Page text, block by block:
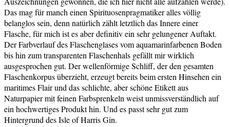
Das mag für manch einen Spirituosenpragmatiker alles völlig
belanglos sein, denn natürlich zählt letztlich das Innere einer
Flasche, für mich ist es aber definitiv ein sehr gelungener Auftakt.
Der Farbverlauf des Flaschenglases vom aquamarinfarbenen Boden
bis hin zum transparenten Flaschenhals gefällt mir wirklich
ausgesprochen gut. Der wellenförmige Schliff, der den gesamten
Flaschenkorpus überzieht, erzeugt bereits beim ersten Hinsehen ein
maritimes Flair und das schlichte, aber schöne Etikett aus
Naturpapier mit feinen Farbsprenkeln weist unmissverständlich auf
ein hochwertiges Produkt hin. Und es passt sehr gut zum
Hintergrund des Isle of Harris Gin.